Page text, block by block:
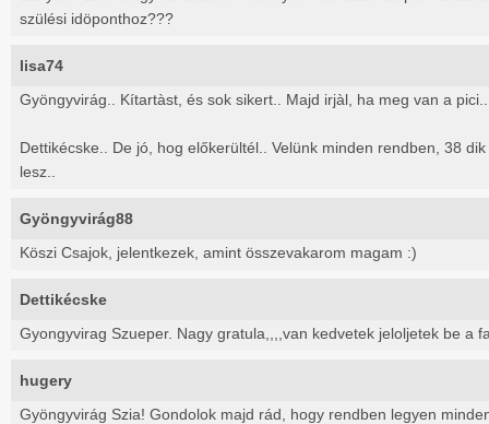
szülési idöponthoz???
lisa74
Gyöngyvirág.. Kítartàst, és sok sikert.. Majd irjàl, ha meg van a
Dettikécske.. De jó, hog előkerültél.. Velünk minden rendben, 38
lesz..
Gyöngyvirág88
Köszi Csajok, jelentkezek, amint összevakarom magam :)
Dettikécske
Gyongyvirag Szueper. Nagy gratula,,,,van kedvetek jeloljetek be a
hugery
Gyöngyvirág Szia! Gondolok majd rád, hogy rendben legyen